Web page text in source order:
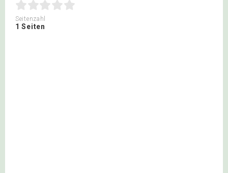
Seitenzahl
1 Seiten